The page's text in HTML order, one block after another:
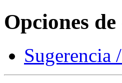
Opciones
Sugerencia